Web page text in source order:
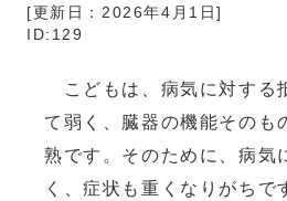
[更新日：2026年4月1日]
ID:129
こどもは、病気に対する
て弱く、臓器の機能そのも
熟です。そのために、病気
く、症状も重くなりがちで